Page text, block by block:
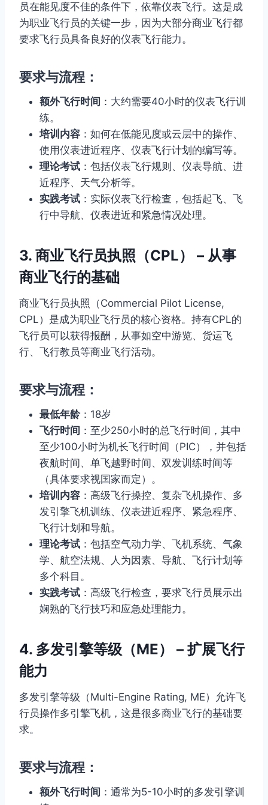
员在能见度不佳的条件下，依靠仪表飞行。这是成
为职业飞行员的关键一步，因为大部分商业飞行都
要求飞行员具备良好的仪表飞行能力。
要求与流程：
额外飞行时间 ：大约需要40小时的仪表飞行训
练。
培训内容 ：如何在低能见度或云层中的操作、
使用仪表进近程序、仪表飞行计划的编写等。
理论考试 ：包括仪表飞行规则、仪表导航、进
近程序、天气分析等。
实践考试 ：实际仪表飞行检查，包括起飞、飞
行中导航、仪表进近和紧急情况处理。
3. 商业飞行员执照（CPL） – 从事
商业飞行的基础
商业飞行员执照（Commercial Pilot License,
CPL）是成为职业飞行员的核心资格。持有CPL的
飞行员可以获得报酬，从事如空中游览、货运飞
行、飞行教员等商业飞行活动。
要求与流程：
最低年龄 ：18岁
飞行时间 ：至少250小时的总飞行时间，其中
至少100小时为机长飞行时间（PIC），并包括
夜航时间、单飞越野时间、双发训练时间等
（具体要求视国家而定）。
培训内容 ：高级飞行操控、复杂飞机操作、多
发引擎飞机训练、仪表进近程序、紧急程序、
飞行计划和导航。
理论考试 ：包括空气动力学、飞机系统、气象
学、航空法规、人为因素、导航、飞行计划等
多个科目。
实践考试 ：高级飞行检查，要求飞行员展示出
娴熟的飞行技巧和应急处理能力。
4. 多发引擎等级（ME） – 扩展飞行
能力
多发引擎等级（Multi-Engine Rating, ME）允许飞
行员操作多引擎飞机，这是很多商业飞行的基础要
求。
要求与流程：
额外飞行时间 ：通常为5-10小时的多发引擎训